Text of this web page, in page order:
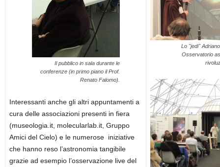
Il pubblico in sala durante le
conferenze (in primo piano il Prof.
Renato Falomo).
Interessanti anche gli altri appuntamenti a
cura delle associazioni presenti in fiera
(museologia.it, molecularlab.it, Gruppo
Amici del Cielo) e le numerose iniziative
che hanno reso l’astronomia tangibile
grazie ad esempio l’osservazione live del
Lo "jedi"
Osservatorio